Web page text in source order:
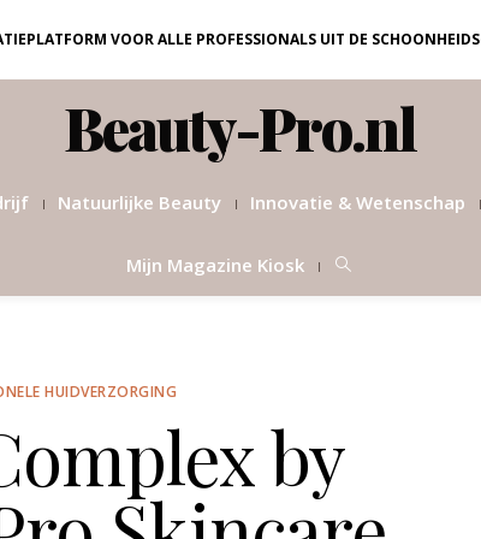
VOOR ALLE PROFESSIONALS UIT DE
Beauty-Pro.nl
Natuurlijke Beauty Innovatie & Wetenschap
Mijn Magazine Kiosk
HUIDVERZORGING
by